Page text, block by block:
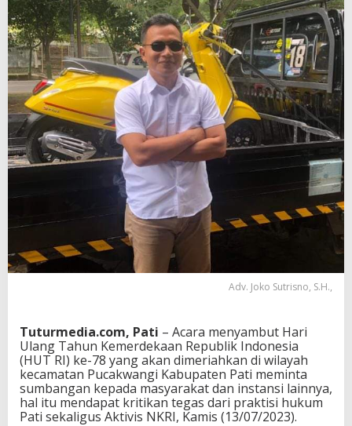
Adv. Joko Sutrisno, S.H.,
Tuturmedia.com, Pati – Acara menyambut Hari
Ulang Tahun Kemerdekaan Republik Indonesia
(HUT RI) ke-78 yang akan dimeriahkan di wilayah
kecamatan Pucakwangi Kabupaten Pati meminta
sumbangan kepada masyarakat dan instansi lainnya,
hal itu mendapat kritikan tegas dari praktisi hukum
Pati sekaligus Aktivis NKRI, Kamis (13/07/2023).